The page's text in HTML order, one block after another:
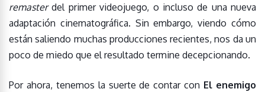
remasterdel primer videojuego, o incluso de una nueva
adaptación cinematográfica. Sin embargo, viendo cómo
están saliendo muchas producciones recientes, nos da un
poco de miedo que el resultado termine decepcionando.
Por ahora, tenemos la suerte de contar con El enemigo